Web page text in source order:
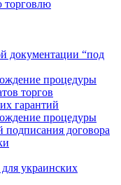
торговлю
документации “под
процедуры
торгов
гарантий
процедуры
подписания договора
украинских